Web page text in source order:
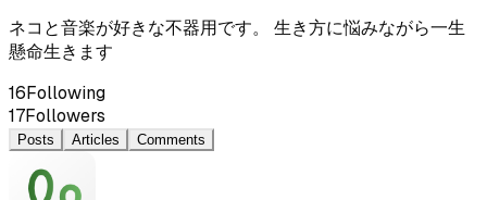
ネコと音楽が好きな不器用です。 生き方に悩みながら一生
懸命生きます
16Following
17Followers
Posts Articles Comments